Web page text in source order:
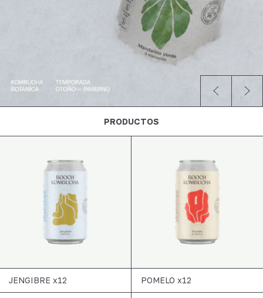
PRODUCTOS
JENGIBRE x12 POMELO x12